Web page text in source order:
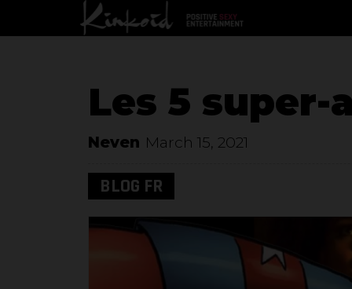
Les 5
Neven March 15, 2021
BLOG FR